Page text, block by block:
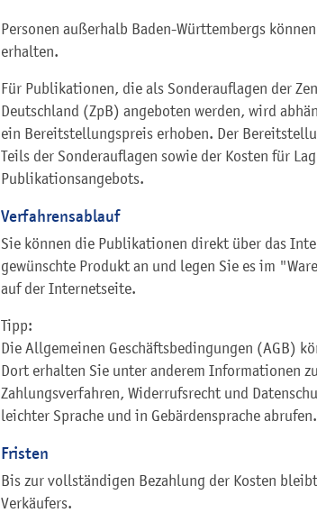
Personen außerhalb Baden-Württembergs
erhalten.
Für Publikationen, die als Sonderauflagen der
Deutschland (ZpB) angeboten werden, wird
ein Bereitstellungspreis erhoben. Der
Teils der Sonderauflagen sowie der Kosten für
Publikationsangebots.
Verfahrensablauf
Sie können die Publikationen direkt über das
gewünschte Produkt an und legen Sie es im
auf der Internetseite.
Tipp:
Die Allgemeinen Geschäftsbedingungen (AGB)
Dort erhalten Sie unter anderem Informationen
Zahlungsverfahren, Widerrufsrecht und
leichter Sprache und in Gebärdensprache abrufen.
Fristen
Bis zur vollständigen Bezahlung der Kosten
Verkäufers.